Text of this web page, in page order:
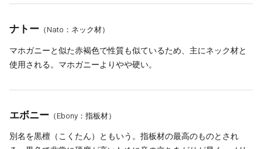
ナトー （Nato：ネック材）
マホガニーと似た赤褐色で性質も似ているため、主にネック材と
使用される。マホガニーよりやや硬い。
エボニー （Ebony：指板材）
別名を黒檀（こくたん）ともいう。指板材の最高のものとされ